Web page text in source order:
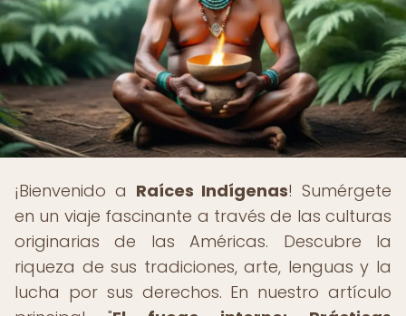
¡Bienvenido a Raíces Indígenas! Sumérgete
en un viaje fascinante a través de las culturas
originarias de las Américas. Descubre la
riqueza de sus tradiciones, arte, lenguas y la
lucha por sus derechos. En nuestro artículo